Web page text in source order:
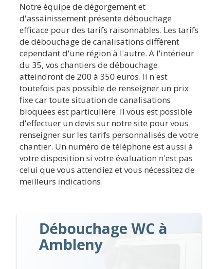
Notre équipe de dégorgement et
d'assainissement présente débouchage
efficace pour des tarifs raisonnables. Les tarifs
de débouchage de canalisations diffèrent
cependant d'une région à l'autre. A l'intérieur
du 35, vos chantiers de débouchage
atteindront de 200 à 350 euros. Il n'est
toutefois pas possible de renseigner un prix
fixe car toute situation de canalisations
bloquées est particulière. Il vous est possible
d'effectuer un devis sur notre site pour vous
renseigner sur les tarifs personnalisés de votre
chantier. Un numéro de téléphone est aussi à
votre disposition si votre évaluation n'est pas
celui que vous attendiez et vous nécessitez de
meilleurs indications.
Débouchage WC à
Ambleny